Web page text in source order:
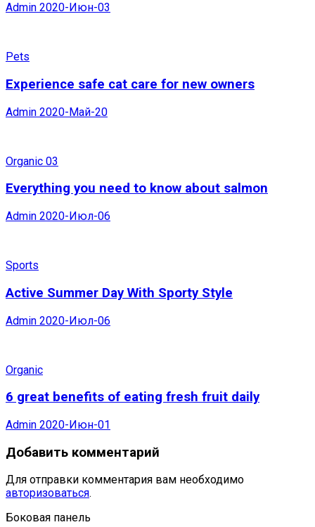
Admin 2020-Июн-03
Pets
Experience safe cat care for new owners
Admin 2020-Май-20
Organic 03
Everything you need to know about salmon
Admin 2020-Июл-06
Sports
Active Summer Day With Sporty Style
Admin 2020-Июл-06
Organic
6 great benefits of eating fresh fruit daily
Admin 2020-Июн-01
Добавить комментарий
Для отправки комментария вам необходимо
авторизоваться.
Боковая панель